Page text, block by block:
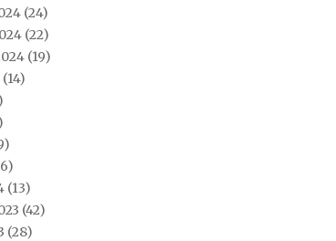
(24)
(22)
(19)
(14)
(13)
(42)
(28)